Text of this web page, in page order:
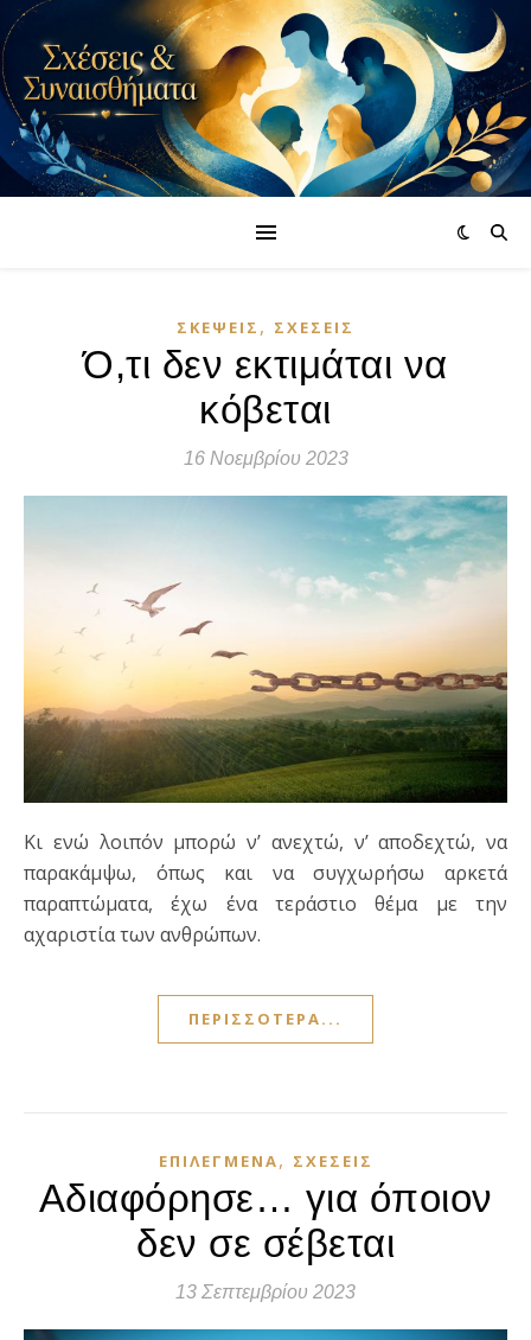
ΣΚΈΨΕΙΣ , ΣΧΈΣΕΙΣ
Ό,τι δεν εκτιμάται να
κόβεται
16 Νοεμβρίου 2023
Κι ενώ λοιπόν μπορώ ν’ ανεχτώ, ν’ αποδεχτώ, να
παρακάμψω, όπως και να συγχωρήσω αρκετά
παραπτώματα, έχω ένα τεράστιο θέμα με την
αχαριστία των ανθρώπων.
ΠΕΡΙΣΣΌΤΕΡΑ...
ΕΠΙΛΕΓΜΈΝΑ, ΣΧΈΣΕΙΣ
Αδιαφόρησε… για όποιον
δεν σε σέβεται
13 Σεπτεμβρίου 2023